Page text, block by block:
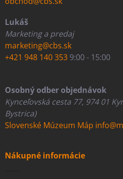
Lukáš
Marketing a predaj
marketing@cbs.sk
+421 948 140 353 9:00 - 15:00
Osobný odber objednávok
Kynceľovská cesta 77, 974 01
Bystrica)
Slovenské Múzeum Máp
Nákupné informácie